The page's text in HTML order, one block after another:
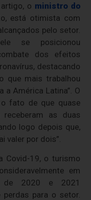
o ministro do
está otimista com
pelo setor.
se posicionou
dos efeitos
destacando
que mais trabalhou
a América Latina”. O
fato de que quase
as duas
logo depois que,
valer por dois”.
Covid-19, o turismo
em
de 2020 e 2021
para o setor.